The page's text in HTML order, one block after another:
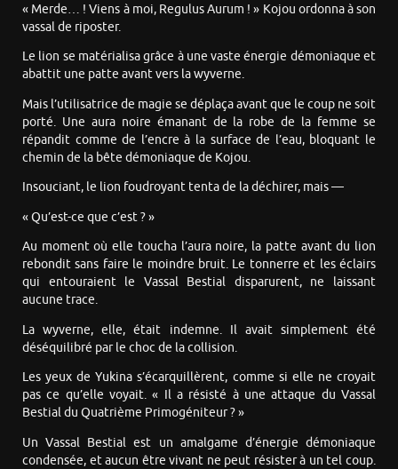
« Merde… ! Viens à moi, Regulus Aurum ! » Kojou ordonna à son
vassal de riposter.
Le lion se matérialisa grâce à une vaste énergie démoniaque et
abattit une patte avant vers la wyverne.
Mais l’utilisatrice de magie se déplaça avant que le coup ne soit
porté. Une aura noire émanant de la robe de la femme se
répandit comme de l’encre à la surface de l’eau, bloquant le
chemin de la bête démoniaque de Kojou.
Insouciant, le lion foudroyant tenta de la déchirer, mais —
« Qu’est-ce que c’est ? »
Au moment où elle toucha l’aura noire, la patte avant du lion
rebondit sans faire le moindre bruit. Le tonnerre et les éclairs
qui entouraient le Vassal Bestial disparurent, ne laissant
aucune trace.
La wyverne, elle, était indemne. Il avait simplement été
déséquilibré par le choc de la collision.
Les yeux de Yukina s’écarquillèrent, comme si elle ne croyait
pas ce qu’elle voyait. « Il a résisté à une attaque du Vassal
Bestial du Quatrième Primogéniteur ? »
Un Vassal Bestial est un amalgame d’énergie démoniaque
condensée, et aucun être vivant ne peut résister à un tel coup.